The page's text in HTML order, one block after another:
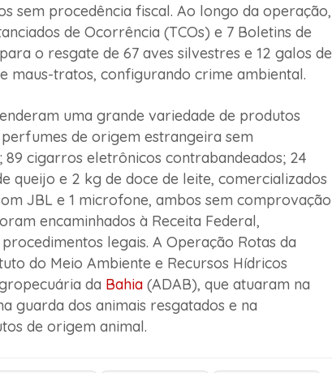
sem procedência fiscal. Ao longo da operação,
de Ocorrência (TCOs) e 7 Boletins de
o resgate de 67 aves silvestres e 12 galos de
maus-tratos, configurando crime ambiental.
uma grande variedade de produtos
de origem estrangeira sem
cigarros eletrônicos contrabandeados; 24
queijo e 2 kg de doce de leite, comercializados
JBL e 1 microfone, ambos sem comprovação
encaminhados à Receita Federal,
legais. A Operação Rotas da
do Meio Ambiente e Recursos Hídricos
da Bahia(ADAB), que atuaram na
guarda dos animais resgatados e na
de origem animal.